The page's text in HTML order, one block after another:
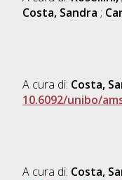
Costa, Sandra ;
A cura di: Costa,
10.6092/unibo/
A cura di: Costa,